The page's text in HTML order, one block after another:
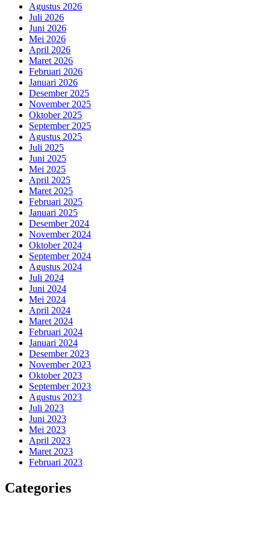
Agustus 2026
Juli 2026
Juni 2026
Mei 2026
April 2026
Maret 2026
Februari 2026
Januari 2026
Desember 2025
November 2025
Oktober 2025
September 2025
Agustus 2025
Juli 2025
Juni 2025
Mei 2025
April 2025
Maret 2025
Februari 2025
Januari 2025
Desember 2024
November 2024
Oktober 2024
September 2024
Agustus 2024
Juli 2024
Juni 2024
Mei 2024
April 2024
Maret 2024
Februari 2024
Januari 2024
Desember 2023
November 2023
Oktober 2023
September 2023
Agustus 2023
Juli 2023
Juni 2023
Mei 2023
April 2023
Maret 2023
Februari 2023
Categories